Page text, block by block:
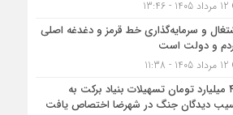
و سرمایه‌گذاری خط قرمز و دغدغه اصلی
و دولت است
۴۴ میلیارد تومان تسهیلات بنیاد برکت به
دیدگان جنگ در شهرضا اختصاص یافت